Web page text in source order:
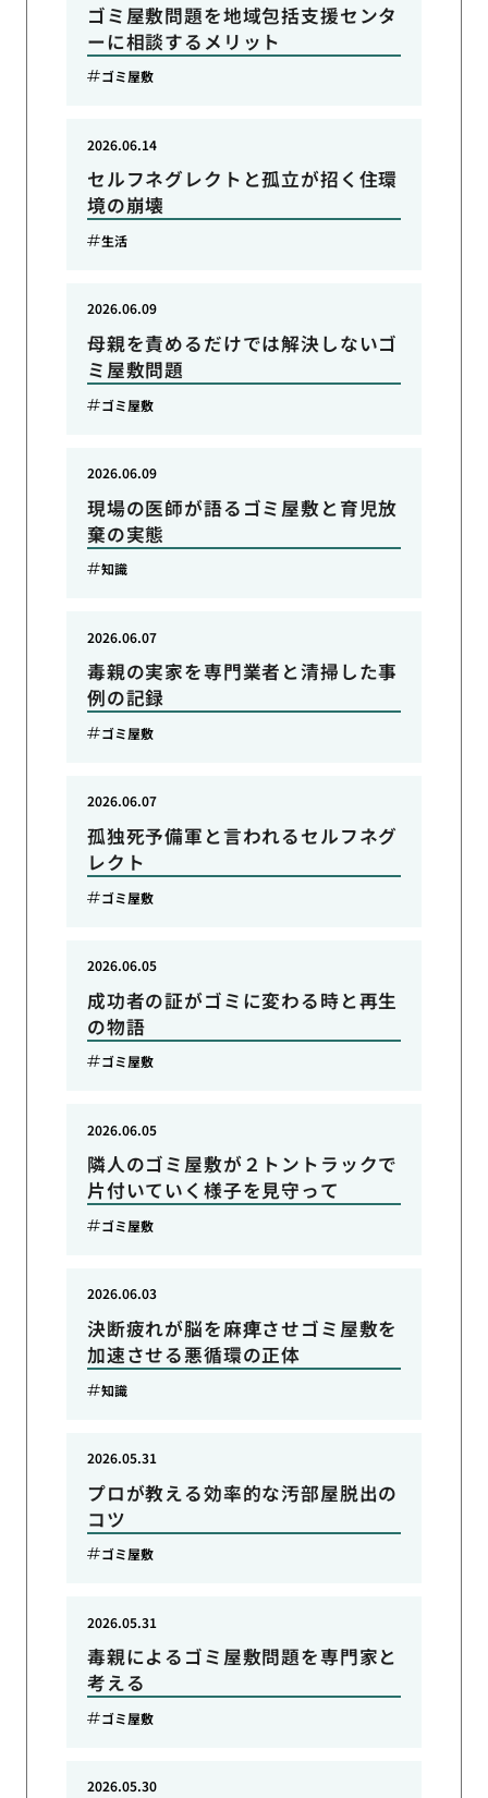
ゴミ屋敷問題を地域包括支援センタ
ーに相談するメリット
ゴミ屋敷
セルフネグレクトと孤立が招く住環
境の崩壊
2026.06.14
生活
母親を責めるだけでは解決しないゴ
ミ屋敷問題
2026.06.09
ゴミ屋敷
現場の医師が語るゴミ屋敷と育児放
棄の実態
2026.06.09
知識
毒親の実家を専門業者と清掃した事
例の記録
2026.06.07
ゴミ屋敷
孤独死予備軍と言われるセルフネグ
レクト
2026.06.07
ゴミ屋敷
成功者の証がゴミに変わる時と再生
の物語
2026.06.05
ゴミ屋敷
隣人のゴミ屋敷が２トントラックで
片付いていく様子を見守って
2026.06.05
ゴミ屋敷
決断疲れが脳を麻痺させゴミ屋敷を
加速させる悪循環の正体
2026.06.03
知識
プロが教える効率的な汚部屋脱出の
コツ
2026.05.31
ゴミ屋敷
毒親によるゴミ屋敷問題を専門家と
考える
2026.05.31
ゴミ屋敷
2026.05.30